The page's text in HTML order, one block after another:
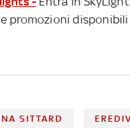
promozioni
SITTARD